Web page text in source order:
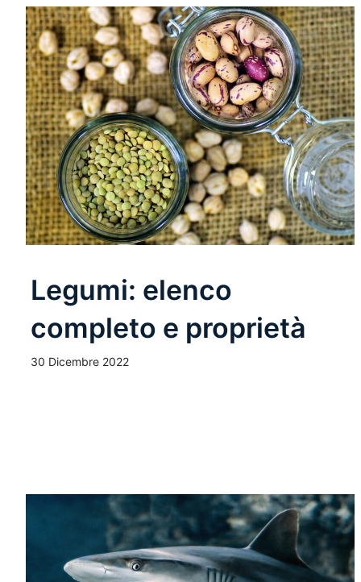
Legumi: elenco
completo e proprietà
30 Dicembre 2022